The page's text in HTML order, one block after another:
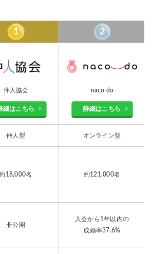
でおすすめ結婚相談所を紹介
におすすめの結婚相談所
におすすめの結婚相談所
型の結婚相談所の違いを解説
所で婚活を成功させるコツ
たくさんお見合いしてみる
ーカムカムで婚活はできる？
1 2
仲人協会
細はこちら
naco-do
詳細はこちら
仲人型 オンライン型
18,000名 約121,000名
非公開
入会から1年以内の
成婚率37.6%